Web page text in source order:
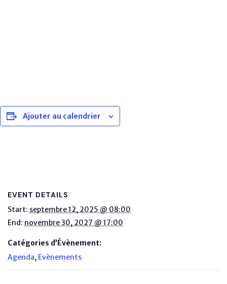
Ajouter au calendrier
EVENT DETAILS
Start: septembre 12, 2025 @ 08:00
End: novembre 30, 2027 @ 17:00
Catégories d’Évènement:
Agenda, Evènements